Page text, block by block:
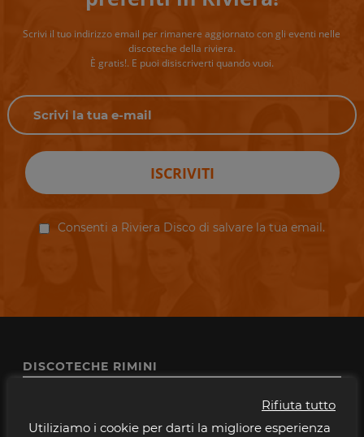
Scrivi il tuo indirizzo email per rimanere aggiornato con gli eventi nelle
discoteche della riviera.
È gratis!. E puoi disiscriverti quando vuoi.
ISCRIVITI
Consenti a Riviera Disco di salvare la tua email.
DISCOTECHE RIMINI
Bradipop
Rifiuta tutto
Utiliziamo i cookie per darti la migliore esperienza